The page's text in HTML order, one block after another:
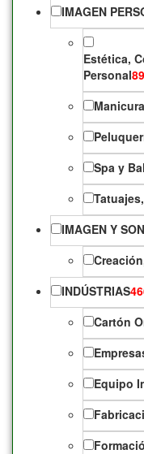
IMAGEN
Estética,
Personal89
Spa y
IMAGEN Y
INDÚSTRIAS
Cartón
Equipo